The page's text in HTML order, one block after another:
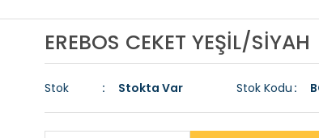
EREBOS CEKET YEŞİL/SİYAH
Stok Stokta Var Stok Kodu